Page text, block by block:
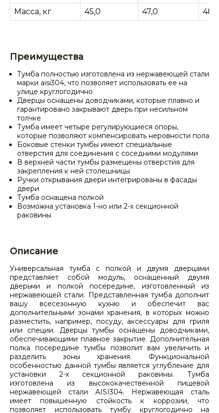
Масса, кг 45,0 47,0
Преимущества
Тумба полностью изготовлена из нержавеющей стали
марки aisi304, что позволяет использовать ее на
улице круглогодично
Дверцы оснащены доводчиками, которые плавно и
гарантировано закрывают дверь при несильном
толчке
Тумба имеет четыре регулирующиеся опоры,
которые позволяют компенсировать неровности пола
Боковые стенки тумбы имеют специальные
отверстия для соединения с соседними модулями
В верхней части тумбы размещены отверстия для
закрепления к ней столешницы
Ручки открывания двери интегрированы в фасады
двери
Тумба оснащена полкой
Возможна установка 1-но или 2-х секционной
раковины
Описание
Универсальная тумба с полкой и двумя дверцами
представляет собой модуль, оснащенный двумя
дверьми и полкой посередине, изготовленный из
нержавеющей стали. Представленная тумба дополнит
вашу всесезонную кухню и обеспечит вас
дополнительными зонами хранения, в которых можно
разместить, например, посуду, аксессуары для гриля
или специи. Дверцы тумбы оснащены доводчиками,
обеспечивающими плавное закрытие. Дополнительная
полка посередине тумбы позволит вам увеличить и
разделить зоны хранения. Функциональной
особенностью данной тумбы является углубление для
установки 2-х секционной раковины. Тумба
изготовлена из высококачественной пищевой
нержавеющей стали AISI304. Нержавеющая сталь
имеет повышенную стойкость к коррозии, что
позволяет использовать тумбу круглогодично на